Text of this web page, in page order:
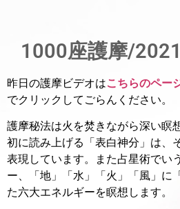
1000座護摩/
昨日の護摩ビデオはこちらのペー
でクリックしてごらんください。
護摩秘法は火を焚きながら深い瞑
初に読み上げる「表白神分」は、
表現しています。また占星術でい
ー、「地」「水」「火」「風」に
た六大エネルギーを瞑想します。